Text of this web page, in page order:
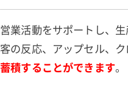
営業活動をサポートし、
客の反応、アップセル、
蓄積することができます。